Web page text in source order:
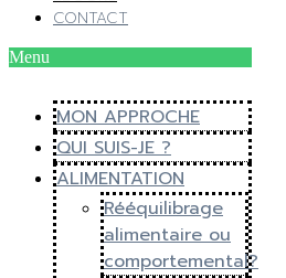
CONTACT
Menu
MON APPROCHE
QUI SUIS-JE ?
ALIMENTATION
Rééquilibrage
alimentaire ou
comportemental?